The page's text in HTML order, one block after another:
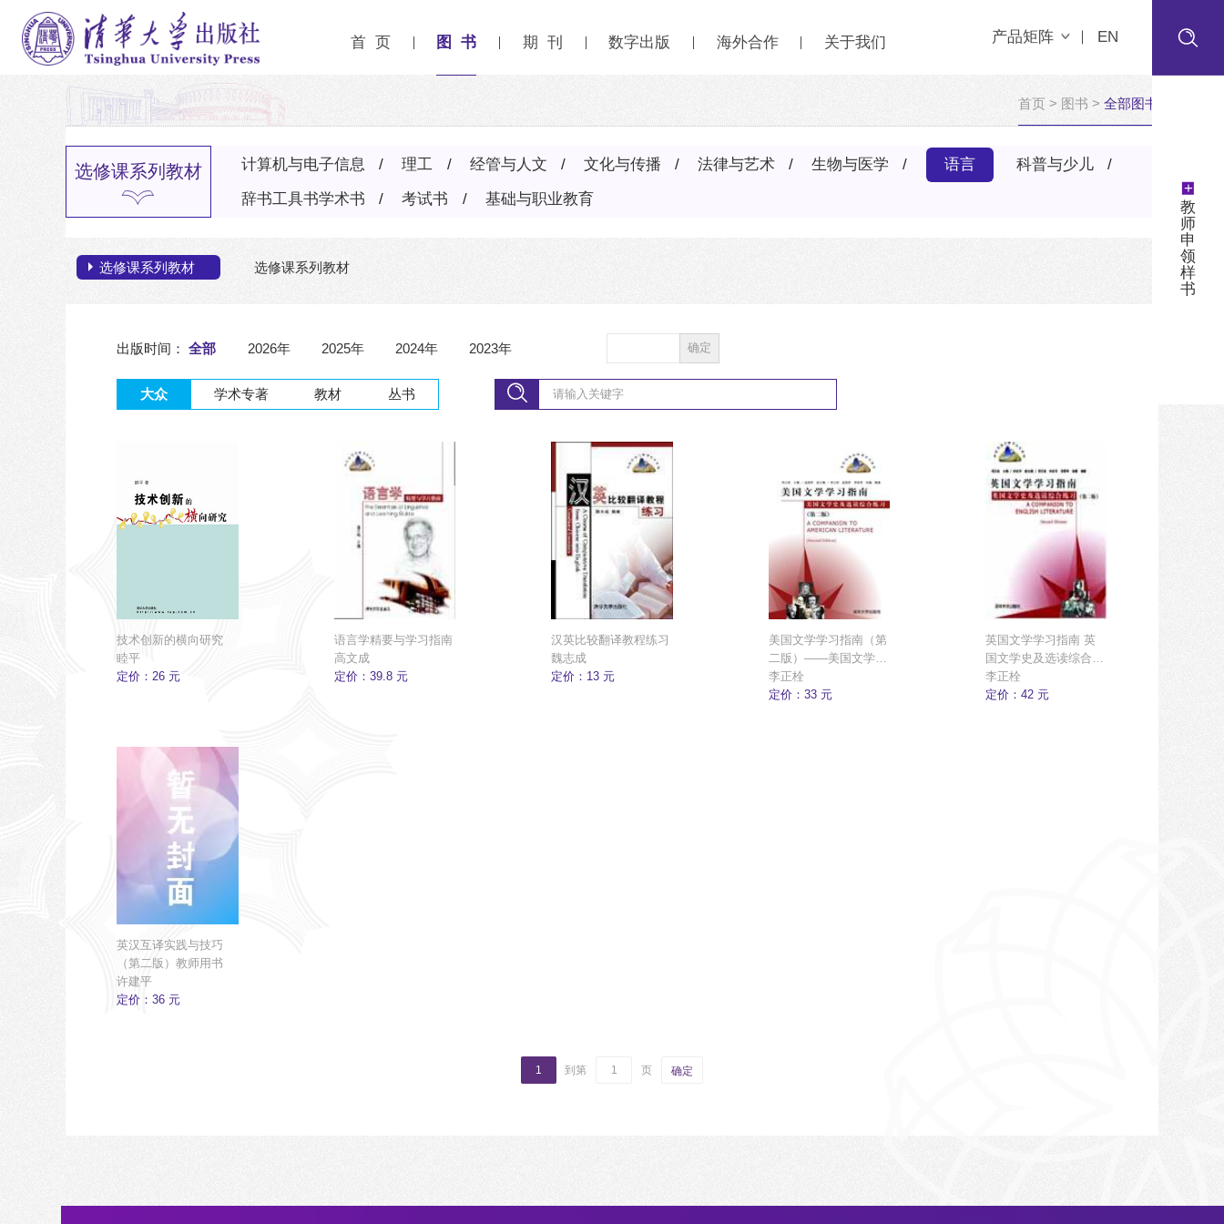
首 页 图 书 期 刊 数字出版 海外合作 关于我们 产品矩阵 EN
+
教
师
申
领
样
书
首页 > 图书 > 全部图书
选修课系列教材 计算机与电子信息 理工 经管与人文 文化与传播 法律与艺术 生物与医学 语言
科普与少儿
辞书工具书学术书
考试书 基础与职业教育
选修课系列教材 选修课系列教材
确定
出版时间： 全部 2026年 2025年 2024年
2023年
2022年
2021年
大众
学术专著 教材 丛书
技术创新的横向研究
睦平
定价：26 元
语言学精要与学习指南
高文成
定价：39.8 元
汉英比较翻译教程练习
魏志成
定价：13 元
美国文学学习指南（第
二版）——美国文学史
及选读综合练习
李正栓
定价：33 元
英国文学学习指南 英
国文学史及选读综合练
习（第二版）
李正栓
定价：42 元
英汉互译实践与技巧
（第二版）教师用书
许建平
定价：36 元
1 到第 页 确定